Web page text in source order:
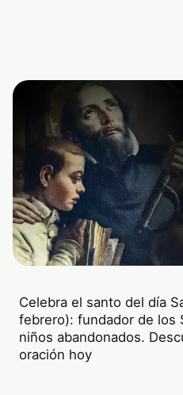
Celebra el santo del día
febrero): fundador de los
niños abandonados.
oración hoy